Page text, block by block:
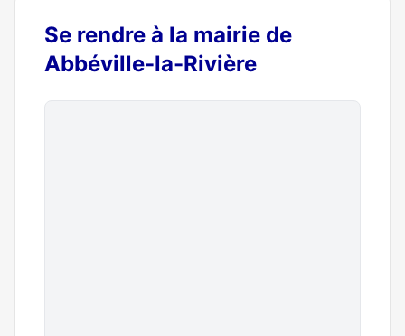
Se rendre à la mairie de
Abbéville-la-Rivière